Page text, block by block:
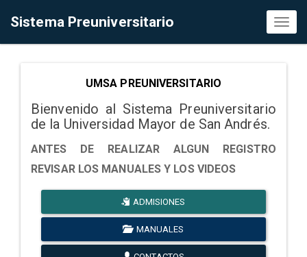
Sistema Preuniversitario
UMSA PREUNIVERSITARIO
Bienvenido al Sistema Preuniversitario
de la Universidad Mayor de San Andrés.
ANTES DE REALIZAR ALGUN REGISTRO
REVISAR LOS MANUALES Y LOS VIDEOS
ADMISIONES
MANUALES